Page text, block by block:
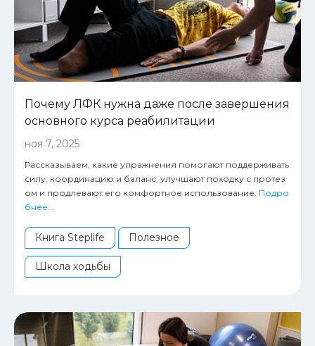
Почему ЛФК нужна даже после завершения
основного курса реабилитации
ноя 7, 2025
Рассказываем, какие упражнения помогают поддерживать
силу, координацию и баланс, улучшают походку с протез
ом и продлевают его комфортное использование. Подро
бнее...
Книга Steplife Полезное
Школа ходьбы